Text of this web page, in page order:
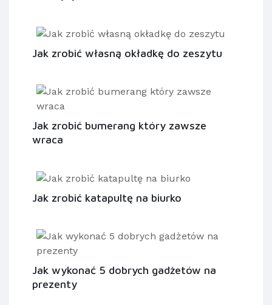
Jak zrobić własną okładkę do zeszytu
Jak zrobić bumerang który zawsze
wraca
Jak zrobić katapultę na biurko
Jak wykonać 5 dobrych gadżetów na
prezenty